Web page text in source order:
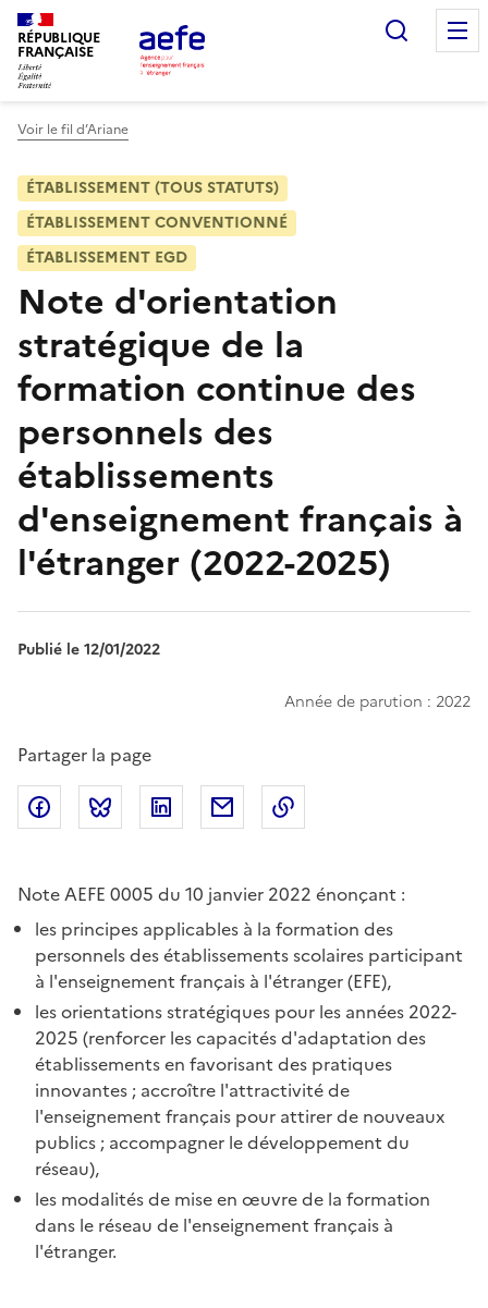
Aller
au
contenu
principal
RÉPUBLIQUE
FRANÇAISE
Voir le fil d’Ariane
ÉTABLISSEMENT (TOUS STATUTS)
ÉTABLISSEMENT CONVENTIONNÉ
ÉTABLISSEMENT EGD
Note d'orientation
stratégique de la
formation continue des
personnels des
établissements
d'enseignement français à
l'étranger (2022-2025)
Publié le 12/01/2022
Année de parution : 2022
Partager la page
Partager sur Facebook
Partager sur Bluesky
Partager sur LinkedIn
Partager par email
Note AEFE 0005 du 10 janvier 2022 énonçant :
les principes applicables à la formation des
personnels des établissements scolaires participant
à l'enseignement français à l'étranger (EFE),
les orientations stratégiques pour les années 2022-
2025 (renforcer les capacités d'adaptation des
établissements en favorisant des pratiques
innovantes ; accroître l'attractivité de
l'enseignement français pour attirer de nouveaux
publics ; accompagner le développement du
réseau),
les modalités de mise en œuvre de la formation
dans le réseau de l'enseignement français à
l'étranger.